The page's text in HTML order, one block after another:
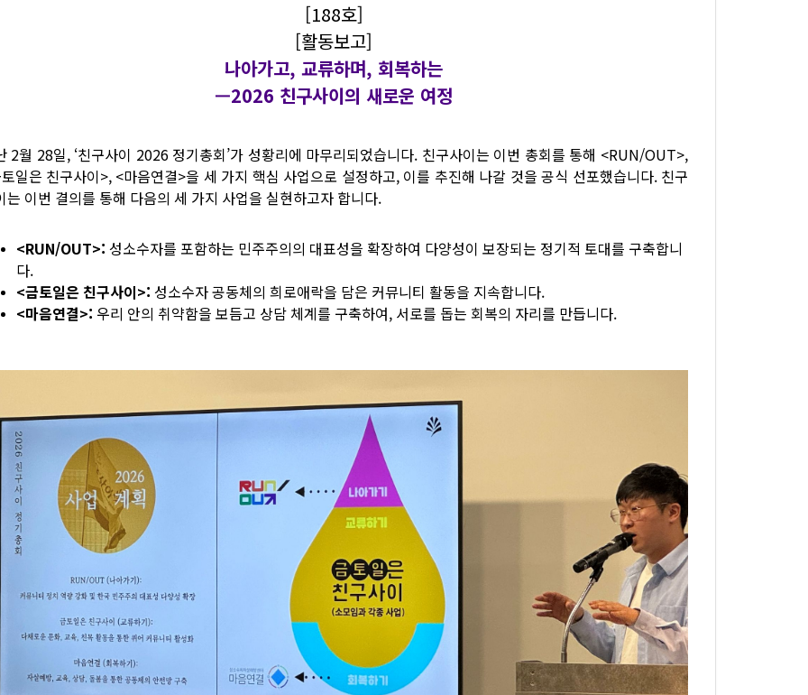
[188호]
[활동보고]
나아가고, 교류하며, 회복하는
—2026 친구사이의 새로운 여정
2월 28일, ‘친구사이 2026 정기총회’가 성황리에 마무리되었습니다. 친구사이는 이번 총회를 통해 <RUN/OUT>,
일은 친구사이>, <마음연결>을 세 가지 핵심 사업으로 설정하고, 이를 추진해 나갈 것을 공식 선포했습니다. 친구
는 이번 결의를 통해 다음의 세 가지 사업을 실현하고자 합니다.
<RUN/OUT>: 성소수자를 포함하는 민주주의의 대표성을 확장하여 다양성이 보장되는 정기적 토대를 구축합니
다.
<금토일은 친구사이>: 성소수자 공동체의 희로애락을 담은 커뮤니티 활동을 지속합니다.
<마음연결>: 우리 안의 취약함을 보듬고 상담 체계를 구축하여, 서로를 돕는 회복의 자리를 만듭니다.